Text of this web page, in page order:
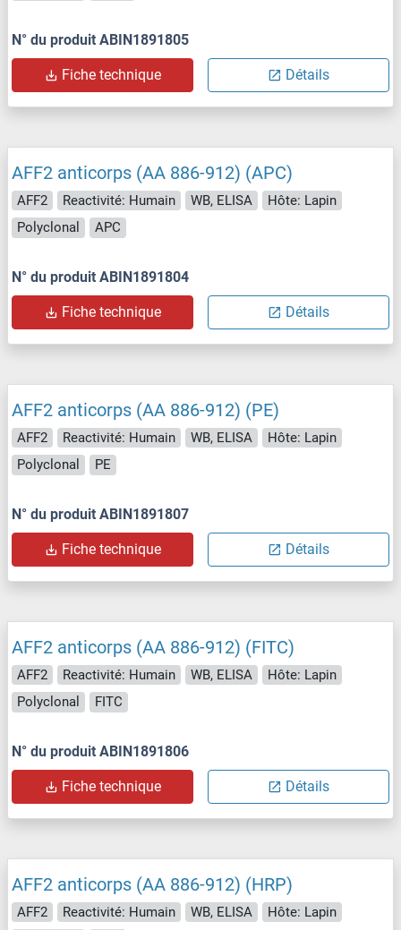
N° du produit ABIN1891805
Fiche technique Détails
AFF2 anticorps (AA 886-912) (APC)
AFF2 Reactivité: Humain WB, ELISA
Hôte: Lapin
Polyclonal
APC
N° du produit ABIN1891804
Fiche technique Détails
AFF2 anticorps (AA 886-912) (PE)
AFF2 Reactivité: Humain WB, ELISA
Hôte: Lapin
Polyclonal
PE
N° du produit ABIN1891807
Fiche technique Détails
AFF2 anticorps (AA 886-912) (FITC)
AFF2 Reactivité: Humain WB, ELISA
Hôte: Lapin
Polyclonal
FITC
N° du produit ABIN1891806
Fiche technique Détails
AFF2 anticorps (AA 886-912) (HRP)
AFF2 Reactivité: Humain WB, ELISA Hôte: Lapin